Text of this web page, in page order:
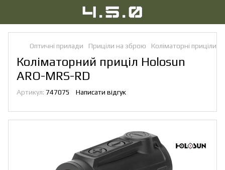
Оптичні прилади Приціли на зброю Коліматорні приціли
Коліматорний приціл Holosun
ARO-MRS-RD
Артикул: 747075 Написати відгук